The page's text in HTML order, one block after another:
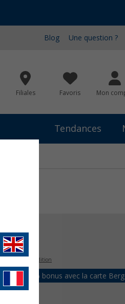
Blog Une question ?
Filiales Favoris Mon
Tendances
€
les frais d'expédition
jusqu'à 5% bonus avec la carte